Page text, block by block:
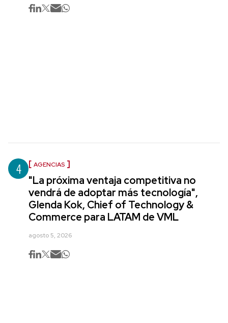
4 AGENCIAS
"La próxima ventaja competitiva no
vendrá de adoptar más tecnología",
Glenda Kok, Chief of Technology &
Commerce para LATAM de VML
agosto 5, 2026